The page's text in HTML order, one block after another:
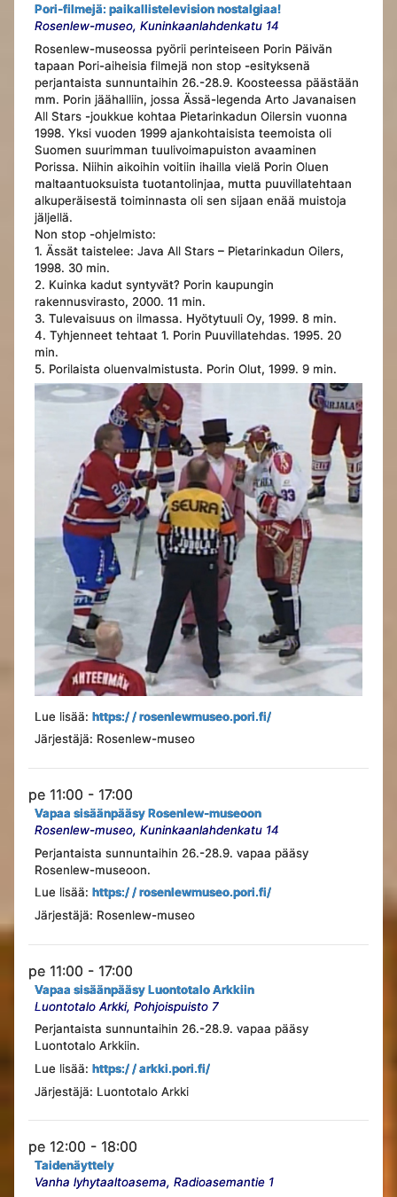
Pori-filmejä: paikallistelevision nostalgiaa!
Rosenlew-museo, Kuninkaanlahdenkatu 14
Rosenlew-museossa pyörii perinteiseen Porin Päivän
tapaan Pori-aiheisia filmejä non stop -esityksenä
perjantaista sunnuntaihin 26.-28.9. Koosteessa päästään
mm. Porin jäähalliin, jossa Ässä-legenda Arto Javanaisen
All Stars -joukkue kohtaa Pietarinkadun Oilersin vuonna
1998. Yksi vuoden 1999 ajankohtaisista teemoista oli
Suomen suurimman tuulivoimapuiston avaaminen
Porissa. Niihin aikoihin voitiin ihailla vielä Porin Oluen
maltaantuoksuista tuotantolinjaa, mutta puuvillatehtaan
alkuperäisestä toiminnasta oli sen sijaan enää muistoja
jäljellä.
Non stop -ohjelmisto:
1. Ässät taistelee: Java All Stars – Pietarinkadun Oilers,
1998. 30 min.
2. Kuinka kadut syntyvät? Porin kaupungin
rakennusvirasto, 2000. 11 min.
3. Tulevaisuus on ilmassa. Hyötytuuli Oy, 1999. 8 min.
4. Tyhjenneet tehtaat 1. Porin Puuvillatehdas. 1995. 20
min.
5. Porilaista oluenvalmistusta. Porin Olut, 1999. 9 min.
Lue lisää: https:/ / rosenlewmuseo.pori.fi/
Järjestäjä: Rosenlew-museo
pe 11:00 - 17:00
Vapaa sisäänpääsy Rosenlew-museoon
Rosenlew-museo, Kuninkaanlahdenkatu 14
Perjantaista sunnuntaihin 26.-28.9. vapaa pääsy
Rosenlew-museoon.
Lue lisää: https:/ / rosenlewmuseo.pori.fi/
Järjestäjä: Rosenlew-museo
pe 11:00 - 17:00
Vapaa sisäänpääsy Luontotalo Arkkiin
Luontotalo Arkki, Pohjoispuisto 7
Perjantaista sunnuntaihin 26.-28.9. vapaa pääsy
Luontotalo Arkkiin.
Lue lisää: https:/ / arkki.pori.fi/
Järjestäjä: Luontotalo Arkki
pe 12:00 - 18:00
Taidenäyttely
Vanha lyhytaaltoasema, Radioasemantie 1